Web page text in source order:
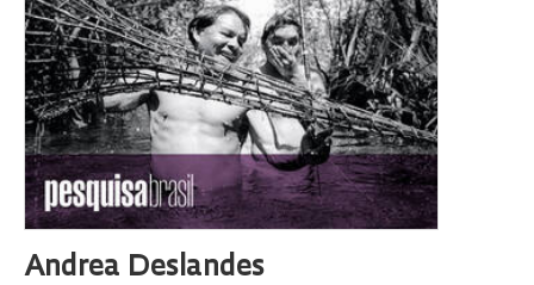
Andrea Deslandes